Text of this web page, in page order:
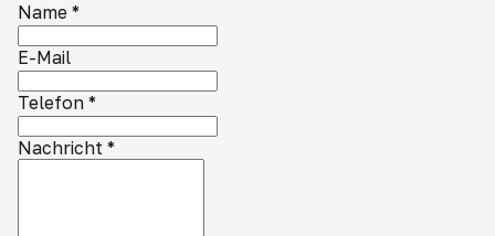
Name *
E-Mail
Telefon *
Nachricht *